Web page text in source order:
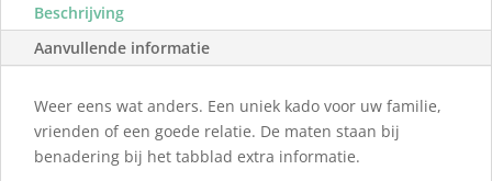
Beschrijving
Aanvullende informatie
Weer eens wat anders. Een uniek kado voor uw familie,
vrienden of een goede relatie. De maten staan bij
benadering bij het tabblad extra informatie.